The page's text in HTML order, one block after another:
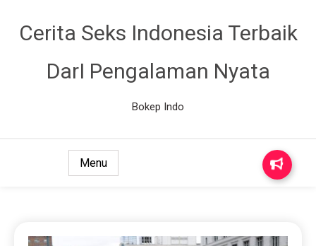
Cerita Seks Indonesia Terbaik
DarI Pengalaman Nyata
Bokep Indo
Menu